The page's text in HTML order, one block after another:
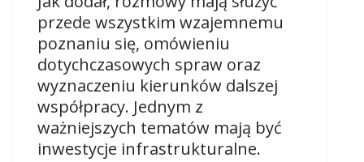
przede wszystkim wzajemnemu
poznaniu się, omówieniu
dotychczasowych spraw oraz
wyznaczeniu kierunków dalszej
współpracy. Jednym z
ważniejszych tematów mają być
inwestycje infrastrukturalne.